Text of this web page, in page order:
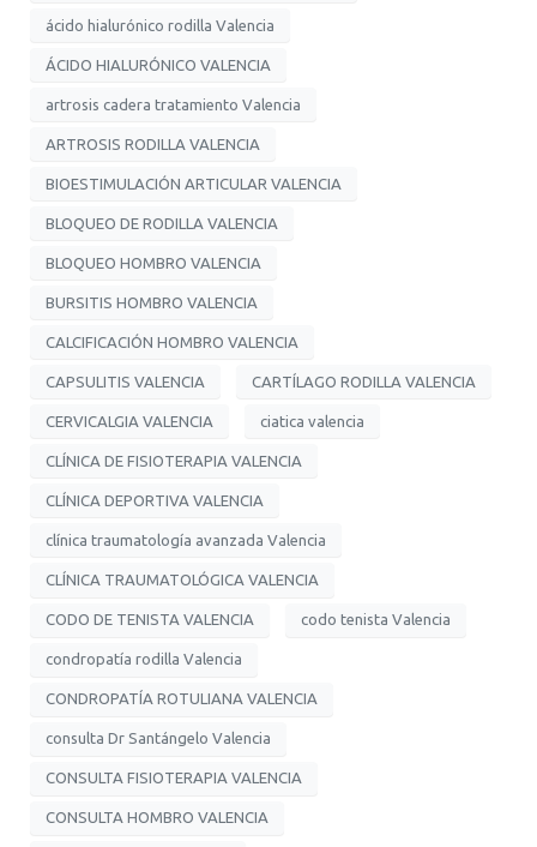
ácido hialurónico rodilla Valencia
ÁCIDO HIALURÓNICO VALENCIA
artrosis cadera tratamiento Valencia
ARTROSIS RODILLA VALENCIA
BIOESTIMULACIÓN ARTICULAR VALENCIA
BLOQUEO DE RODILLA VALENCIA
BLOQUEO HOMBRO VALENCIA
BURSITIS HOMBRO VALENCIA
CALCIFICACIÓN HOMBRO VALENCIA
CAPSULITIS VALENCIA CARTÍLAGO RODILLA VALENCIA
CERVICALGIA VALENCIA ciatica valencia
CLÍNICA DE FISIOTERAPIA VALENCIA
CLÍNICA DEPORTIVA VALENCIA
clínica traumatología avanzada Valencia
CLÍNICA TRAUMATOLÓGICA VALENCIA
CODO DE TENISTA VALENCIA codo tenista Valencia
condropatía rodilla Valencia
CONDROPATÍA ROTULIANA VALENCIA
consulta Dr Santángelo Valencia
CONSULTA FISIOTERAPIA VALENCIA
CONSULTA HOMBRO VALENCIA